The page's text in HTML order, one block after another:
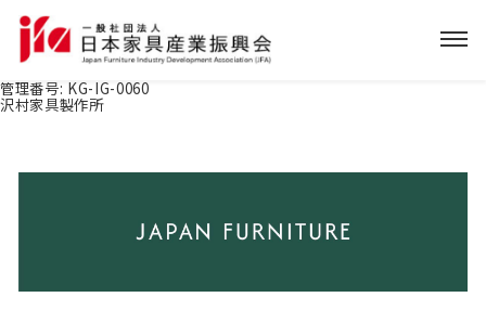
管理番号: KG-IG-0060
沢村家具製作所